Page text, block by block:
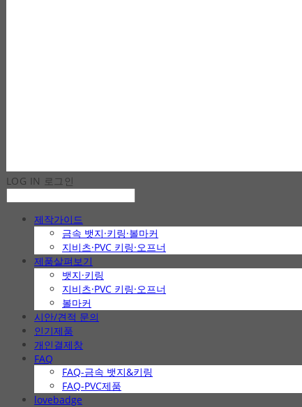
LOG IN 로그인
제작가이드
금속 뱃지·키링·볼마커
지비츠·PVC 키링·오프너
제품살펴보기
뱃지·키링
지비츠·PVC 키링·오프너
볼마커
시안/견적 문의
인기제품
개인결제창
FAQ
FAQ-금속 뱃지&키링
FAQ-PVC제품
lovebadge